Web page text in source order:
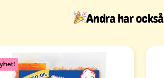
Andra har